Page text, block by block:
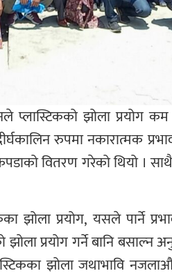
झोला प्रयोग कम
रुपमा नकारात्मक
वितरण गरेको थियो । साथै
झोला प्रयोग, यसले पार्ने
प्रयोग गर्ने बानि
झोला जथाभावि